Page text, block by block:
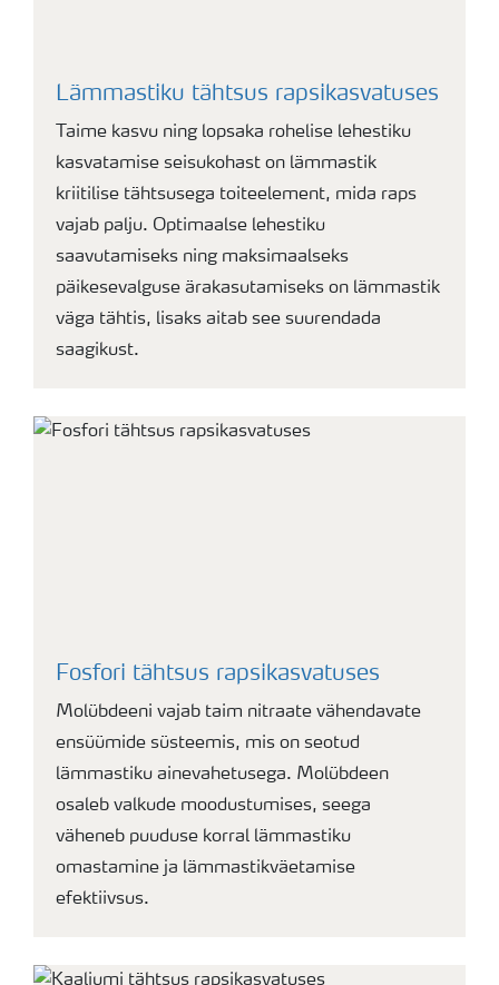
Lämmastiku tähtsus rapsikasvatuses
Taime kasvu ning lopsaka rohelise lehestiku
kasvatamise seisukohast on lämmastik
kriitilise tähtsusega toiteelement, mida raps
vajab palju. Optimaalse lehestiku
saavutamiseks ning maksimaalseks
päikesevalguse ärakasutamiseks on lämmastik
väga tähtis, lisaks aitab see suurendada
saagikust.
Fosfori tähtsus rapsikasvatuses
Molübdeeni vajab taim nitraate vähendavate
ensüümide süsteemis, mis on seotud
lämmastiku ainevahetusega. Molübdeen
osaleb valkude moodustumises, seega
väheneb puuduse korral lämmastiku
omastamine ja lämmastikväetamise
efektiivsus.